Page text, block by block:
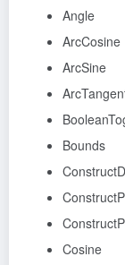
Angle
ArcCosine
ArcSine
Bounds
Cosine